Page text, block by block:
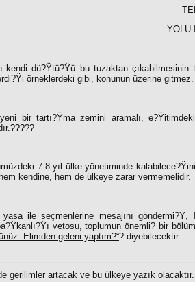
YOLU
kendi dü?Ÿtü?Ÿü bu tuzaktan
örneklerdeki gibi, konunun üzerine
bir tartı?Ÿma zemini aramalı,
7-8 yıl ülke yönetiminde
kendine, hem de ülkeye zarar vermemelidir.
ile seçmenlerine mesajını
vetosu, toplumun önemli? bir
Elimden geleni yaptım?“? diyebilecektir.
gerilimler artacak ve bu ülkeye yazık olacaktır.